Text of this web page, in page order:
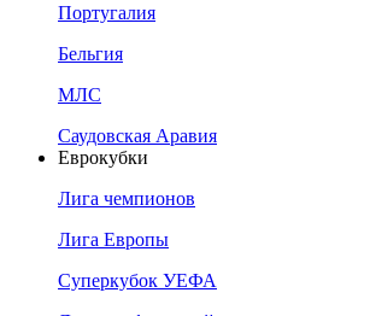
Португалия
Бельгия
МЛС
Саудовская Аравия
Еврокубки
Лига чемпионов
Лига Европы
Суперкубок УЕФА